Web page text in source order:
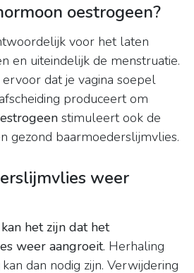
oestrogeen?
voor het laten
en uiteindelijk de menstruatie.
dat je vagina soepel
produceert om
stimuleert ook de
gezond baarmoederslijmvlies.
weer
het zijn dat het
weer aangroeit. Herhaling
dan nodig zijn. Verwijdering